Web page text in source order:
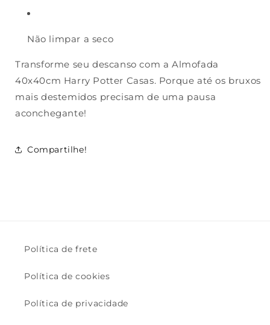
Não limpar a seco
Transforme seu descanso com a Almofada
40x40cm Harry Potter Casas. Porque até os bruxos
mais destemidos precisam de uma pausa
aconchegante!
Compartilhe!
Política de frete
Política de cookies
Política de privacidade